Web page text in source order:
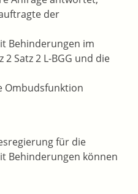
der
Behinderungen im
2 Satz 2 L-BGG und die
Ombudsfunktion
für die
Behinderungen können